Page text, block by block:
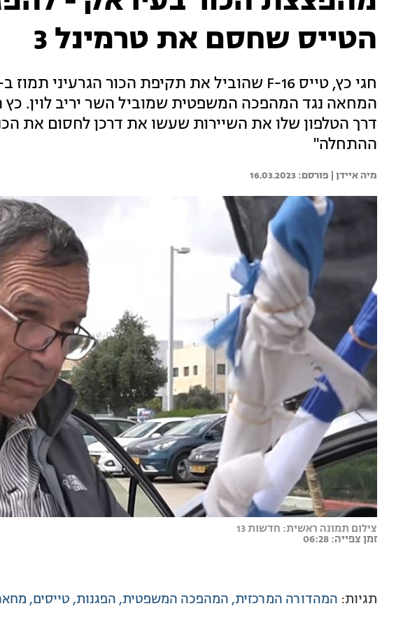
הטייס שחסם את טרמינל 3
המחאה נגד המהפכה המשפטית שמוביל השר יריב לוין.
דרך הטלפון שלו את השיירות שעשו את דרכן לחסום את
ההתחלה"
מיה איידן | 16.03.2023
צילום תמונה ראשית: חדשות 13
זמן צפייה: 06:28
תגיות: המהדורה המרכזית המהפכה המשפטית הפגנות טייסים